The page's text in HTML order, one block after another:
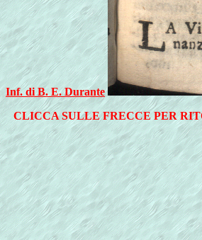
Inf. di B. E. Durante
CLICCA SULLE FRECCE PER